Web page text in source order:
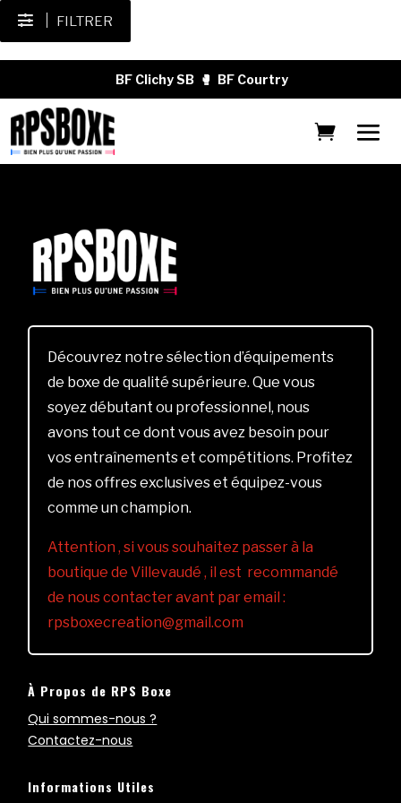
FILTRER
BF Clichy SB 🥊 BF Courtry
Découvrez notre sélection d’équipements
de boxe de qualité supérieure. Que vous
soyez débutant ou professionnel, nous
avons tout ce dont vous avez besoin pour
vos entraînements et compétitions. Profitez
de nos offres exclusives et équipez-vous
comme un champion.
Attention , si vous souhaitez passer à la
boutique de Villevaudé , il est recommandé
de nous contacter avant par email :
rpsboxecreation@gmail.com
À Propos de RPS Boxe
Qui sommes-nous ?
Contactez-nous
Informations Utiles